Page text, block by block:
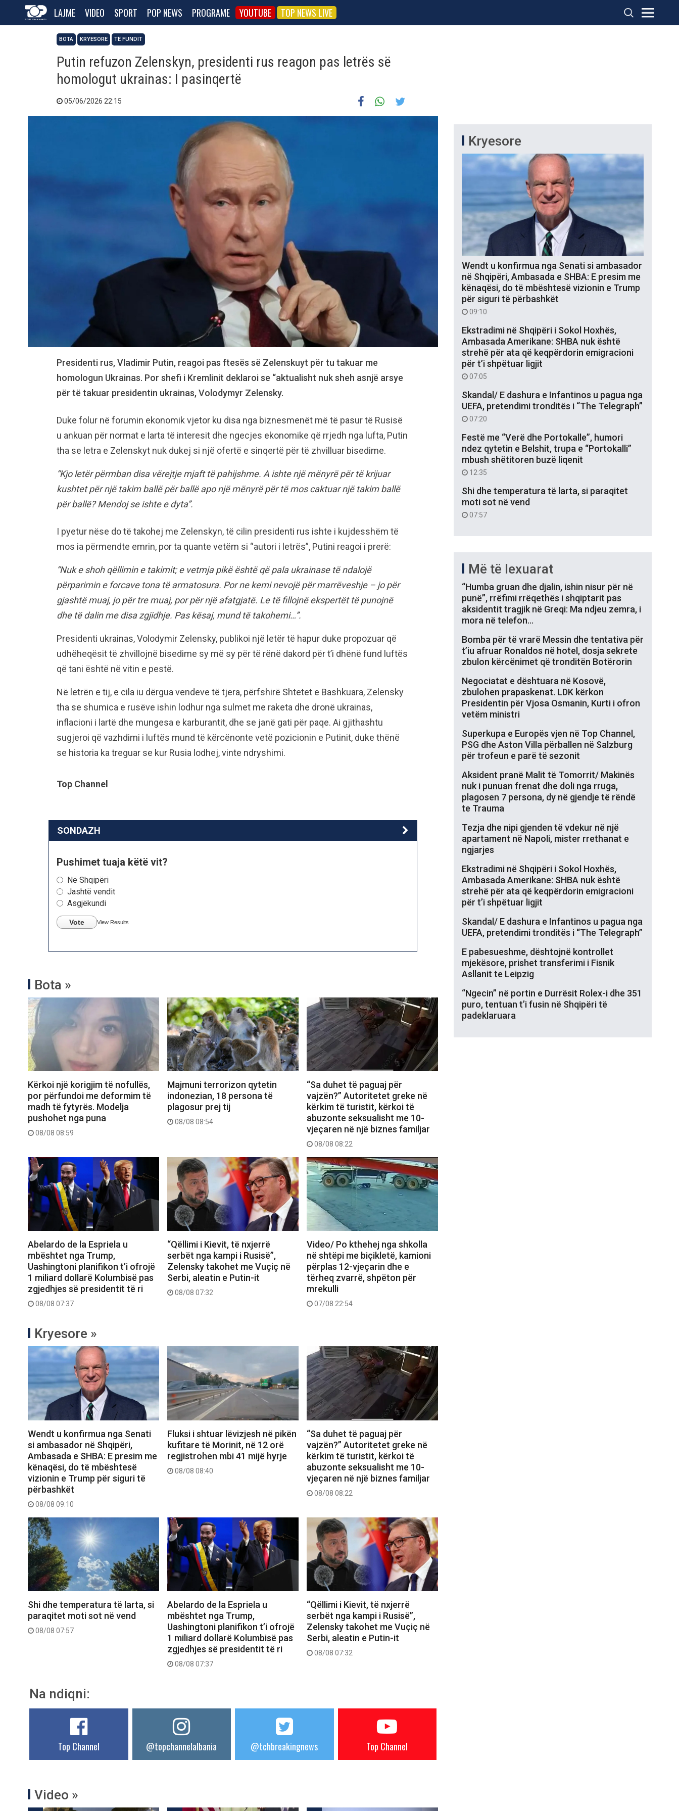
LAJME VIDEO SPORT POP NEWS PROGRAME YOUTUBE TOP NEWS LIVE
BOTA KRYESORE TË FUNDIT
Putin refuzon Zelenskyn, presidenti rus reagon pas letrës së
homologut ukrainas: I pasinqertë
05/06/2026 22:15
Presidenti rus, Vladimir Putin, reagoi pas ftesës së Zelenskuyt për tu takuar me
homologun Ukrainas. Por shefi i Kremlinit deklaroi se “aktualisht nuk sheh asnjë arsye
për të takuar presidentin ukrainas, Volodymyr Zelensky.
Duke folur në forumin ekonomik vjetor ku disa nga biznesmenët më të pasur të Rusisë
u ankuan për normat e larta të interesit dhe ngecjes ekonomike që rrjedh nga lufta, Putin
tha se letra e Zelenskyt nuk dukej si një ofertë e sinqertë për të zhvilluar bisedime.
“Kjo letër përmban disa vërejtje mjaft të pahijshme. A ishte një mënyrë për të krijuar
kushtet për një takim ballë për ballë apo një mënyrë për të mos caktuar një takim ballë
për ballë? Mendoj se ishte e dyta”.
I pyetur nëse do të takohej me Zelenskyn, të cilin presidenti rus ishte i kujdesshëm të
mos ia përmendte emrin, por ta quante vetëm si “autori i letrës”, Putini reagoi i prerë:
“Nuk e shoh qëllimin e takimit; e vetmja pikë është që pala ukrainase të ndalojë
përparimin e forcave tona të armatosura. Por ne kemi nevojë për marrëveshje – jo për
gjashtë muaj, jo për tre muaj, por për një afatgjatë. Le të fillojnë ekspertët të punojnë
dhe të dalin me disa zgjidhje. Pas kësaj, mund të takohemi…”.
Presidenti ukrainas, Volodymir Zelensky, publikoi një letër të hapur duke propozuar që
udhëheqësit të zhvillojnë bisedime sy më sy për të rënë dakord për t’i dhënë fund luftës
që tani është në vitin e pestë.
Në letrën e tij, e cila iu dërgua vendeve të tjera, përfshirë Shtetet e Bashkuara, Zelensky
tha se shumica e rusëve ishin lodhur nga sulmet me raketa dhe dronë ukrainas,
inflacioni i lartë dhe mungesa e karburantit, dhe se janë gati për paqe. Ai gjithashtu
sugjeroi që vazhdimi i luftës mund të kërcënonte vetë pozicionin e Putinit, duke thënë
se historia ka treguar se kur Rusia lodhej, vinte ndryshimi.
Top Channel
SONDAZH
Pushimet tuaja këtë vit?
Në Shqipëri
Jashtë vendit
Asgjëkundi
Vote View Results
Bota »
Kërkoi një korigjim të nofullës,
por përfundoi me deformim të
madh të fytyrës. Modelja
pushohet nga puna
08/08 08:59
Majmuni terrorizon qytetin
indonezian, 18 persona të
plagosur prej tij
08/08 08:54
“Sa duhet të paguaj për
vajzën?” Autoritetet greke në
kërkim të turistit, kërkoi të
abuzonte seksualisht me 10-
vjeçaren në një biznes familjar
08/08 08:22
Abelardo de la Espriela u
mbështet nga Trump,
Uashingtoni planifikon t’i ofrojë
1 miliard dollarë Kolumbisë pas
zgjedhjes së presidentit të ri
08/08 07:37
“Qëllimi i Kievit, të nxjerrë
serbët nga kampi i Rusisë”,
Zelensky takohet me Vuçiç në
Serbi, aleatin e Putin-it
08/08 07:32
Video/ Po kthehej nga shkolla
në shtëpi me biçikletë, kamioni
përplas 12-vjeçarin dhe e
tërheq zvarrë, shpëton për
mrekulli
07/08 22:54
Kryesore »
Wendt u konfirmua nga Senati
si ambasador në Shqipëri,
Ambasada e SHBA: E presim me
kënaqësi, do të mbështesë
vizionin e Trump për siguri të
përbashkët
08/08 09:10
Fluksi i shtuar lëvizjesh në pikën
kufitare të Morinit, në 12 orë
regjistrohen mbi 41 mijë hyrje
08/08 08:40
“Sa duhet të paguaj për
vajzën?” Autoritetet greke në
kërkim të turistit, kërkoi të
abuzonte seksualisht me 10-
vjeçaren në një biznes familjar
08/08 08:22
Shi dhe temperatura të larta, si
paraqitet moti sot në vend
08/08 07:57
Abelardo de la Espriela u
mbështet nga Trump,
Uashingtoni planifikon t’i ofrojë
1 miliard dollarë Kolumbisë pas
zgjedhjes së presidentit të ri
08/08 07:37
“Qëllimi i Kievit, të nxjerrë
serbët nga kampi i Rusisë”,
Zelensky takohet me Vuçiç në
Serbi, aleatin e Putin-it
08/08 07:32
Na ndiqni:
Top Channel @topchannelalbania @tchbreakingnews Top Channel
Video »
Kryesore
Wendt u konfirmua nga Senati si ambasador
në Shqipëri, Ambasada e SHBA: E presim me
kënaqësi, do të mbështesë vizionin e Trump
për siguri të përbashkët
09:10
Ekstradimi në Shqipëri i Sokol Hoxhës,
Ambasada Amerikane: SHBA nuk është
strehë për ata që keqpërdorin emigracioni
për t’i shpëtuar ligjit
07:05
Skandal/ E dashura e Infantinos u pagua nga
UEFA, pretendimi tronditës i “The Telegraph”
07:20
Festë me “Verë dhe Portokalle”, humori
ndez qytetin e Belshit, trupa e “Portokalli”
mbush shëtitoren buzë liqenit
12:35
Shi dhe temperatura të larta, si paraqitet
moti sot në vend
07:57
Më të lexuarat
“Humba gruan dhe djalin, ishin nisur për në
punë”, rrëfimi rrëqethës i shqiptarit pas
aksidentit tragjik në Greqi: Ma ndjeu zemra, i
mora në telefon…
Bomba për të vrarë Messin dhe tentativa për
t’iu afruar Ronaldos në hotel, dosja sekrete
zbulon kërcënimet që tronditën Botërorin
Negociatat e dështuara në Kosovë,
zbulohen prapaskenat. LDK kërkon
Presidentin për Vjosa Osmanin, Kurti i ofron
vetëm ministri
Superkupa e Europës vjen në Top Channel,
PSG dhe Aston Villa përballen në Salzburg
për trofeun e parë të sezonit
Aksident pranë Malit të Tomorrit/ Makinës
nuk i punuan frenat dhe doli nga rruga,
plagosen 7 persona, dy në gjendje të rëndë
te Trauma
Tezja dhe nipi gjenden të vdekur në një
apartament në Napoli, mister rrethanat e
ngjarjes
Ekstradimi në Shqipëri i Sokol Hoxhës,
Ambasada Amerikane: SHBA nuk është
strehë për ata që keqpërdorin emigracioni
për t’i shpëtuar ligjit
Skandal/ E dashura e Infantinos u pagua nga
UEFA, pretendimi tronditës i “The Telegraph”
E pabesueshme, dështojnë kontrollet
mjekësore, prishet transferimi i Fisnik
Asllanit te Leipzig
“Ngecin” në portin e Durrësit Rolex-i dhe 351
puro, tentuan t’i fusin në Shqipëri të
padeklaruara